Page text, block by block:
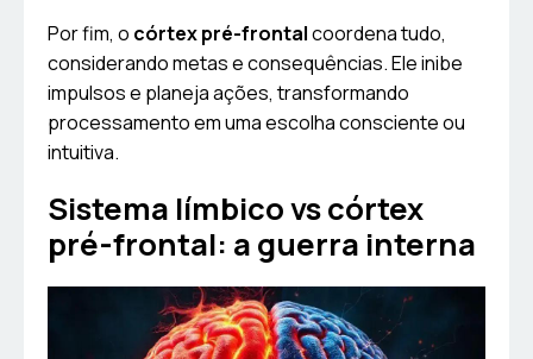
Por fim, o córtex pré-frontalcoordena tudo,
considerando metas e consequências. Ele inibe
impulsos e planeja ações, transformando
processamento em uma escolha consciente ou
intuitiva.
Sistema límbico vs córtex
pré-frontal: a guerra interna